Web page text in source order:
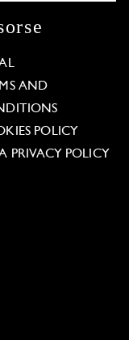
AND
POLICY
PRIVACY POLICY